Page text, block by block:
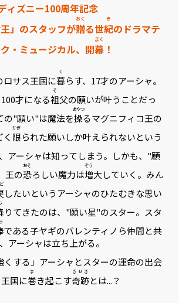
ィズニー100周年記念
」のスタッフが贈
おく
る世紀
き
のドラマテ
・ミュージカル、開幕
まく
！
ロサス王国に暮
く
らす、17才のアーシャ。
才になる祖
そ
父の願いが叶うことだっ
の"願い"は魔法を操
あやつ
るマグニフィコ王の
限
かぎ
られた願いしか叶えられないという
アーシャは知ってしまう。しかも、"願
王の恐
おそ
ろしい魔力は増
ぞう
大していく。みん
したいというアーシャのひたむきな思い
りてきたのは、"願い星"のスター。スタ
である子ヤギのバレンティノら仲間と共
アーシャは立ち上がる。
くする」―――アーシャとスターの運命の出会
国に巻
ま
き起こす奇跡
きせき
とは...？